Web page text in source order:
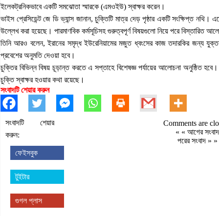
ইলেকট্রনিকভাবে একটি সমঝোতা স্মারকে (এমওইউ) স্বাক্ষর করেন।
ভাইস প্রেসিডেন্ট জে ডি ভ্যান্স জানান, চুক্তিটি মাত্র দেড় পৃষ্ঠার একটি সংক্ষিপ্ত নথি।
উল্লেখ করা হয়েছে। পারমাণবিক কর্মসূচিসহ গুরুত্বপূর্ণ বিষয়গুলো নিয়ে পরে বিস্তারিত
তিনি আরও বলেন, ইরানের সমৃদ্ধ ইউরেনিয়ামের মজুত ধ্বংসের কাজ তদারকির জন্য
প্রবেশের অনুমতি দেওয়া হবে।
চুক্তির বিভিন্ন বিষয় চূড়ান্ত করতে এ সপ্তাহে বিশেষজ্ঞ পর্যায়ের আলোচনা অনুষ্ঠিত
চুক্তি স্বাক্ষর হওয়ার কথা রয়েছে।
সংবাদটি শেয়ার করুন
সংবাদটি শেয়ার
করুন:
ফেইসবুক
টুইটার
গুগল প্লাস
Comments are
« « আগের সংবাদ
পরের সংবাদ » »